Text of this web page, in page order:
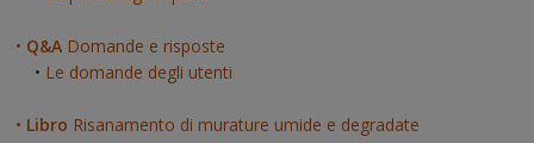
• Q&A Domande e risposte
• Le domande degli utenti
• Libro Risanamento di murature umide e degradate